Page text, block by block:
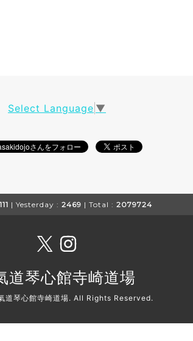
Select Language ▼
| Yesterday : 2469 | Total : 2079724
道琴心館寺崎道場
道琴心館寺崎道場. All Rights Reserved.